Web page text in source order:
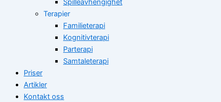
Spilleavhengighet
Terapier
Familieterapi
Kognitivterapi
Parterapi
Samtaleterapi
Priser
Artikler
Kontakt oss